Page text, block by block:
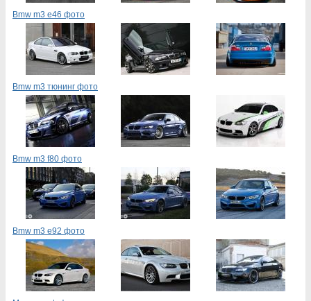
Bmw m3 e46 фото
Bmw m3 тюнинг фото
Bmw m3 f80 фото
Bmw m3 e92 фото